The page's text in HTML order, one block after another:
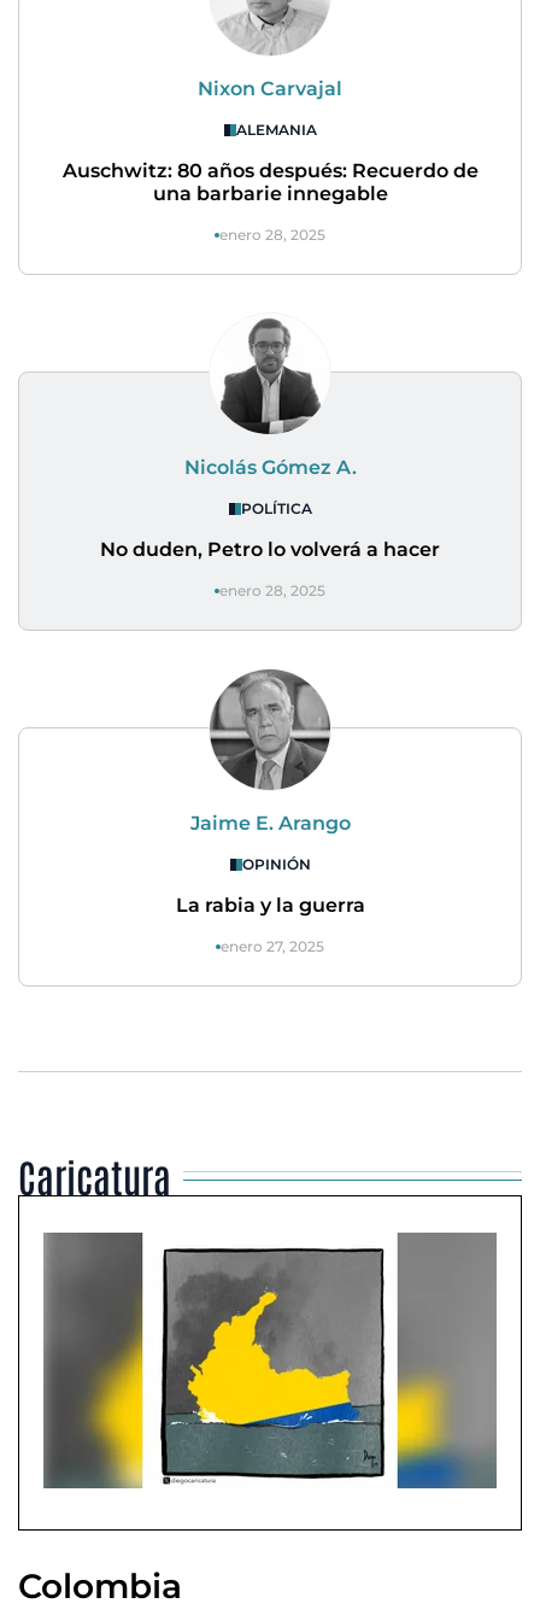
Nixon Carvajal
ALEMANIA
Auschwitz: 80 años después: Recuerdo de
una barbarie innegable
enero 28, 2025
Nicolás Gómez A.
POLÍTICA
No duden, Petro lo volverá a hacer
enero 28, 2025
Jaime E. Arango
OPINIÓN
La rabia y la guerra
enero 27, 2025
Caricatura
Colombia